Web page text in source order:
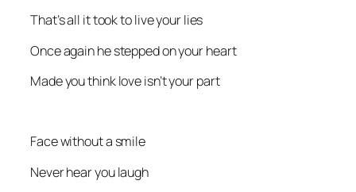
That’s all it took to live your lies
Once again he stepped on your heart
Made you think love isn’t your part
Face without a smile
Never hear you laugh